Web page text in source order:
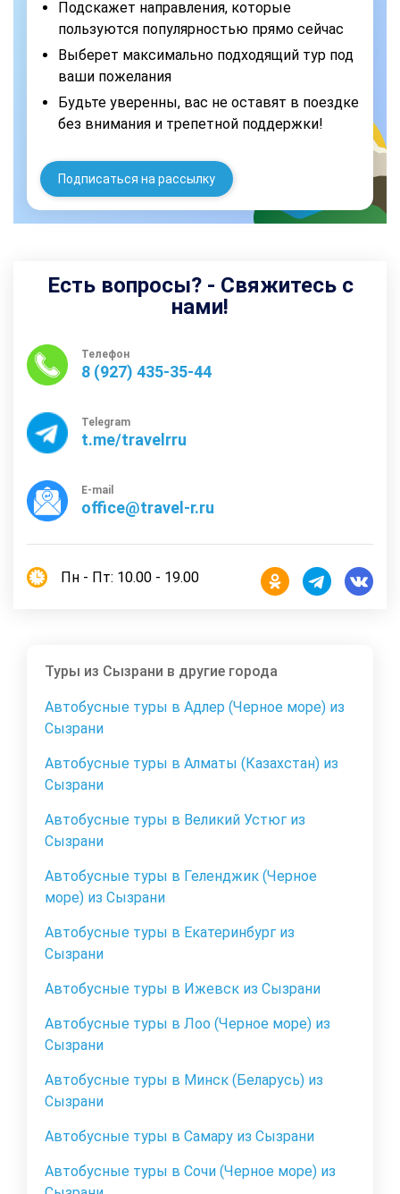
Подскажет направления, которые
пользуются популярностью прямо сейчас
Выберет максимально подходящий тур под
ваши пожелания
Будьте уверенны, вас не оставят в поездке
без внимания и трепетной поддержки!
Подписаться на рассылку
Есть вопросы? - Свяжитесь с
нами!
Телефон
8 (927) 435-35-44
Telegram
t.me/travelrru
E-mail
office@travel-r.ru
Пн - Пт: 10.00 - 19.00
Туры из Сызрани в другие города
Автобусные туры в Адлер (Черное море) из
Сызрани
Автобусные туры в Алматы (Казахстан) из
Сызрани
Автобусные туры в Великий Устюг из
Сызрани
Автобусные туры в Геленджик (Черное
море) из Сызрани
Автобусные туры в Екатеринбург из
Сызрани
Автобусные туры в Ижевск из Сызрани
Автобусные туры в Лоо (Черное море) из
Сызрани
Автобусные туры в Минск (Беларусь) из
Сызрани
Автобусные туры в Самару из Сызрани
Автобусные туры в Сочи (Черное море) из